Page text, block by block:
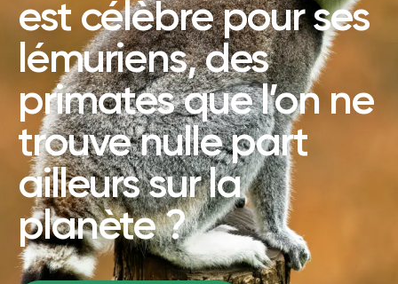
est célèbre pour ses
lémuriens, des
primates que l’on ne
trouve nulle part
ailleurs sur la
planète ?